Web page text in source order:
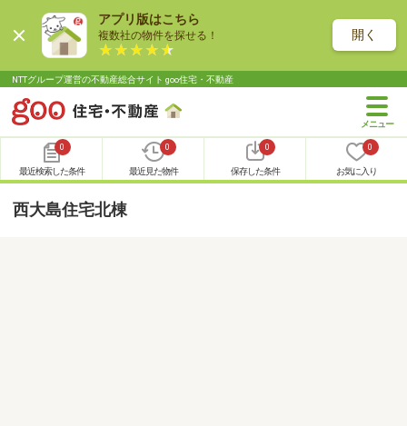
アプリ版はこちら
複数社の物件を探せる！ 開く
NTTグループ運営の不動産総合サイト goo住宅・不動産
0
最近検索した条件
0
最近見た物件
0
保存した条件
0
お気に入り
西大島住宅北棟